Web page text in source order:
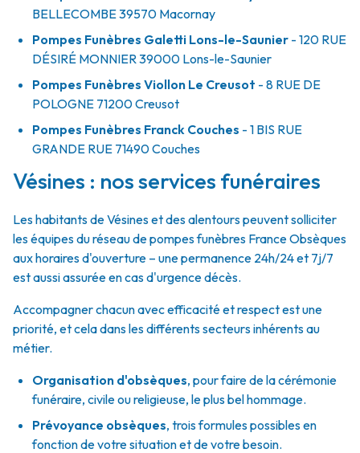
BELLECOMBE39570 Macornay
Pompes Funèbres Galetti Lons-le-Saunier - 120 RUE
DÉSIRÉ MONNIER39000 Lons-le-Saunier
Pompes Funèbres Viollon Le Creusot - 8 RUE DE
POLOGNE 71200Creusot
Pompes Funèbres Franck Couches - 1 BIS RUE
GRANDE RUE 71490Couches
Vésines : nos services funéraires
Les habitants de Vésines et des alentours peuvent solliciter
les équipes du réseau de pompes funèbres France Obsèques
aux horaires d'ouverture – une permanence 24h/24 et 7j/7
est aussi assurée en cas d'urgence décès.
Accompagner chacun avec efficacité et respect est une
priorité, et cela dans les différents secteurs inhérents au
métier.
Organisation d'obsèques, pour faire de la cérémonie
funéraire, civile ou religieuse, le plus bel hommage.
Prévoyance obsèques, trois formules possibles en
fonction de votre situation et de votre besoin.